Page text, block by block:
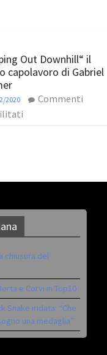
Out Downhill“ il
capolavoro di Gabriel
2020
Commenti
chiusura del
e Corvi in Top10
Snake iridata: “Che
una medaglia”